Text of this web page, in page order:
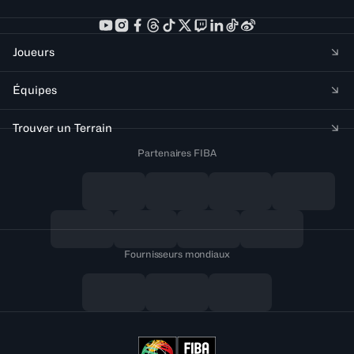
Joueurs
Équipes
Trouver un Terrain
Partenaires FIBA
Fournisseurs mondiaux